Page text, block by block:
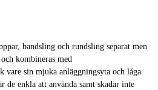
bandsling och rundsling separat men
kombineras med
vare sin mjuka anläggningsyta och låga
enkla att använda samt skadar inte